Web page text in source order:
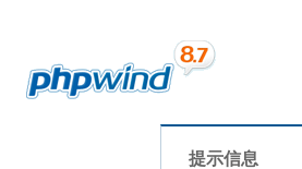
提示信息